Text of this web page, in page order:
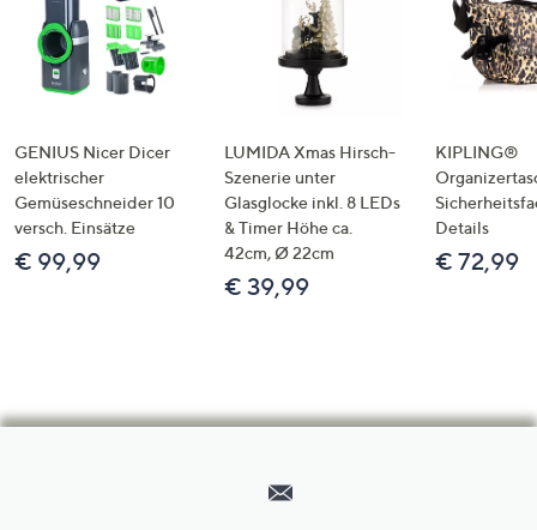
GENIUS Nicer Dicer
elektrischer
Gemüseschneider 10
versch. Einsätze
€ 99,99
LUMIDA Xmas Hirsch-
Szenerie unter
Glasglocke inkl. 8 LEDs
& Timer Höhe ca.
42cm, Ø 22cm
€ 39,99
KIPLING®
Details
€ 72,99